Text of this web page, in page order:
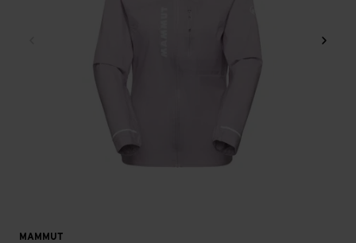
MAMMUT